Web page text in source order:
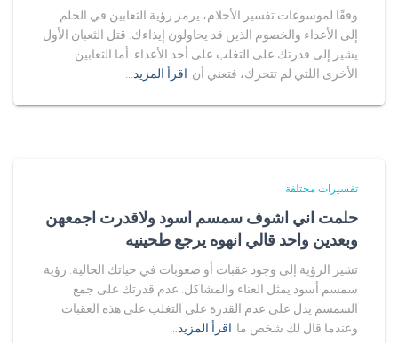
وفقًا لموسوعات تفسير الأحلام، يرمز رؤية الثعابين في الحلم
إلى الأعداء والخصوم الذين قد يحاولون إيذاءك. قتل الثعبان الأول
يشير إلى قدرتك على التغلب على أحد الأعداء. أما الثعابين
الأخرى اللتي لم تتحرك، فتعني أن اقرأ المزيد…
تفسيرات مختلفة
حلمت اني اشوف سمسم اسود ولاقدرت اجمعهن
وبعدين واحد قالي انهوه يرجع طحينيه
تشير الرؤية إلى وجود عقبات أو صعوبات في حياتك الحالية. رؤية
سمسم أسود يمثل العناء والمشاكل. عدم قدرتك على جمع
السمسم يدل على عدم القدرة على التغلب على هذه العقبات.
وعندما قال لك شخص ما اقرأ المزيد…